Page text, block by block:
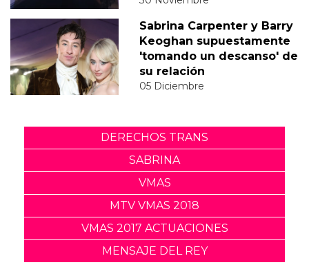
Sabrina Carpenter y Barry
Keoghan supuestamente
'tomando un descanso' de
su relación
05 Diciembre
DERECHOS TRANS
SABRINA
VMAS
MTV VMAS 2018
VMAS 2017 ACTUACIONES
MENSAJE DEL REY